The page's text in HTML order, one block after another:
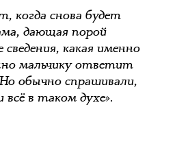
когда снова будет
дающая порой
какая именно
мальчику ответит
обычно спрашивали,
в таком духе».